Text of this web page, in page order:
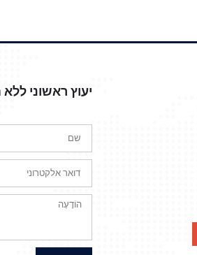
יעוץ ראשוני